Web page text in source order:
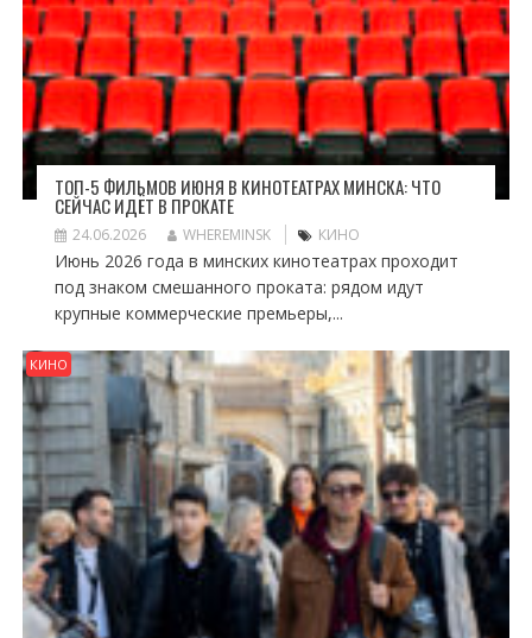
ТОП-5 ФИЛЬМОВ ИЮНЯ В КИНОТЕАТРАХ МИНСКА: ЧТО
СЕЙЧАС ИДЁТ В ПРОКАТЕ
24.06.2026 WHEREMINSK КИНО
Июнь 2026 года в минских кинотеатрах проходит
под знаком смешанного проката: рядом идут
крупные коммерческие премьеры,...
КИНО